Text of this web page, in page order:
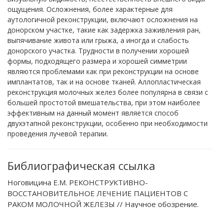
ощущения. Осложнения, более характерные для
аутологичной реконструкции, включают осложнения на
донорском участке, такие как задержка заживления ран,
выпячивание живота или грыжа, а иногда и слабость
донорского участка. Трудности в получении хорошей
формы, подходящего размера и хорошей симметрии
являются проблемами как при реконструкции на основе
имплантатов, так и на основе тканей. Аллопластическая
реконструкция молочных желез более популярна в связи с
большей простотой вмешательства, при этом наиболее
эффективным на данный момент является способ
двухэтапной реконструкции, особенно при необходимости
проведения лучевой терапии.
Библиографическая ссылка
Ноговицина Е.М. РЕКОНСТРУКТИВНО-
ВОССТАНОВИТЕЛЬНОЕ ЛЕЧЕНИЕ ПАЦИЕНТОВ С
РАКОМ МОЛОЧНОЙ ЖЕЛЕЗЫ // Научное обозрение.